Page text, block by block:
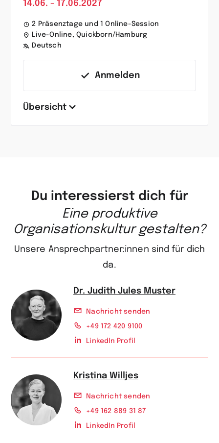
14.06. - 17.06.2027
2 Präsenztage und 1 Online-Session
Live-Online, Quickborn/Hamburg
Deutsch
Anmelden
Übersicht
Du interessierst dich für
Eine produktive
Organisationskultur gestalten?
Unsere Ansprechpartner:innen sind für dich
da.
Dr. Judith Jules Muster
Nachricht senden
+49 172 420 9100
LinkedIn Profil
Kristina Willjes
Nachricht senden
+49 162 889 31 87
LinkedIn Profil